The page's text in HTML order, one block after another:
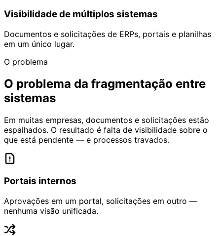
Visibilidade de múltiplos sistemas
Documentos e solicitações de ERPs, portais e planilhas
em um único lugar.
O problema
O problema da fragmentação entre
sistemas
Em muitas empresas, documentos e solicitações estão
espalhados. O resultado é falta de visibilidade sobre o
que está pendente — e processos travados.
Portais internos
Aprovações em um portal, solicitações em outro —
nenhuma visão unificada.